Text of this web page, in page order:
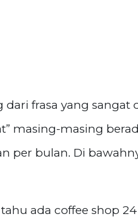
frasa yang sangat
masing-masing
per bulan. Di
ada coffee shop 24